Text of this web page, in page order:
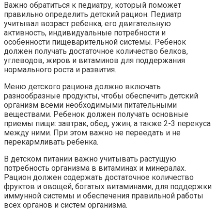
Важно обратиться к педиатру, который поможет
правильно определить детский рацион. Педиатр
учитывал возраст ребенка, его двигательную
активность, индивидуальные потребности и
особенности пищеварительной системы. Ребенок
должен получать достаточное количество белков,
углеводов, жиров и витаминов для поддержания
нормального роста и развития.
Меню детского рациона должно включать
разнообразные продукты, чтобы обеспечить детский
организм всеми необходимыми питательными
веществами. Ребенок должен получать основные
приемы пищи: завтрак, обед, ужин, а также 2-3 перекуса
между ними. При этом важно не переедать и не
перекармливать ребенка.
В детском питании важно учитывать растущую
потребность организма в витаминах и минералах.
Рацион должен содержать достаточное количество
фруктов и овощей, богатых витаминами, для поддержки
иммунной системы и обеспечения правильной работы
всех органов и систем организма.